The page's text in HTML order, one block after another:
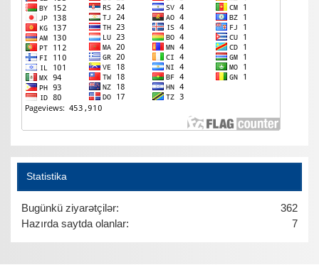
Statistika
362
Bugünkü ziyarətçilər:
7
Hazırda saytda olanlar: